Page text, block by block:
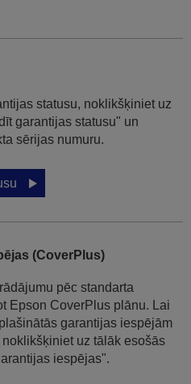
statusu, noklikšķiniet uz
garantijas statusu" un
sērijas numuru.
(CoverPlus)
pēc standarta
Epson CoverPlus plānu. Lai
garantijas iespējām
uz tālāk esošās
iespējas".